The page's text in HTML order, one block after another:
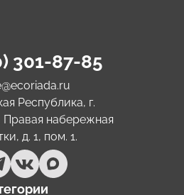
301-87-85
Республика, г.
Правая набережная
д. 1, пом. 1.